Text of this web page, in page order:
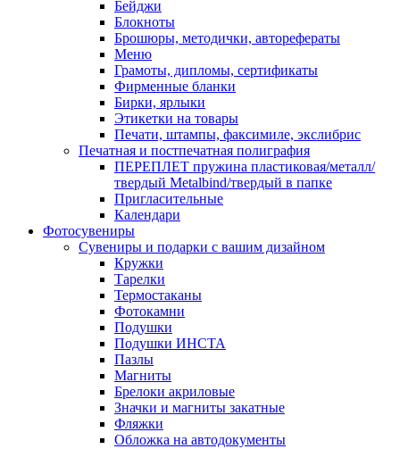
Бейджи
Блокноты
Брошюры, методички, авторефераты
Меню
Грамоты, дипломы, сертификаты
Фирменные бланки
Бирки, ярлыки
Этикетки на товары
Печати, штампы, факсимиле, экслибрис
Печатная и постпечатная полиграфия
ПЕРЕПЛЕТ пружина пластиковая/металл/
твердый Metalbind/твердый в папке
Пригласительные
Календари
Фотосувениры
Сувениры и подарки с вашим дизайном
Кружки
Тарелки
Термостаканы
Фотокамни
Подушки
Подушки ИНСТА
Пазлы
Магниты
Брелоки акриловые
Значки и магниты закатные
Фляжки
Обложка на автодокументы